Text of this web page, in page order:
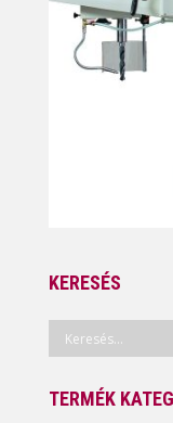
KERESÉS
TERMÉK